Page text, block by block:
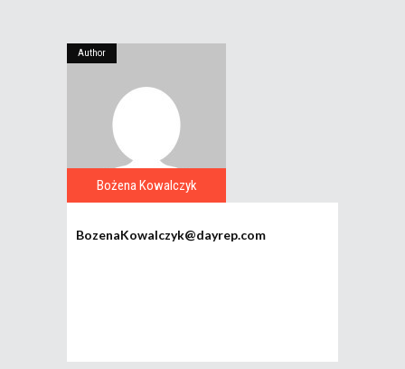
Author
Bożena Kowalczyk
BozenaKowalczyk@dayrep.com